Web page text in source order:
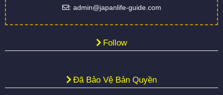
: admin@japanlife-guide.com
Follow
Đã Bảo Vệ Bản Quyền